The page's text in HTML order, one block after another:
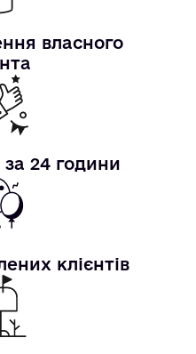
власного
24 години
клієнтів